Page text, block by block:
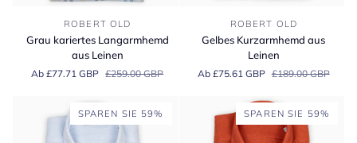
kariertes
Leinen
ROBERT OLD
Grau kariertes Langarmhemd
aus Leinen
Ab £77.71 GBP £259.00 GBP
Kurzarmhemd
ROBERT OLD
Gelbes Kurzarmhemd aus
Leinen
Ab £75.61 GBP £189.00 GBP
SPAREN SIE 59% SPAREN SIE 59%